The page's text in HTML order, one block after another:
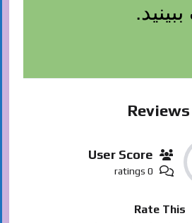
Reviews
User Score
0 ratings
Rate This